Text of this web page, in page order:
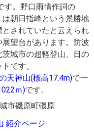
す。野口雨情作詞の
は朝日指峰という景勝地
されていたと云えられ
望台があります。防波
城市の超軽登山、日の
です。
天神山(標高17.4m)で一
ｍ)です。
市磯原町磯原
紹介ページ